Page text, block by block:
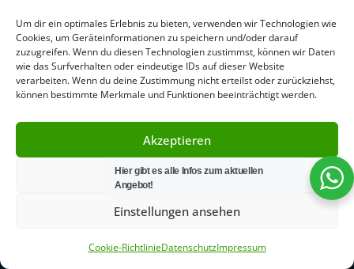
Um dir ein optimales Erlebnis zu bieten, verwenden wir Technologien wie
Cookies, um Geräteinformationen zu speichern und/oder darauf
zuzugreifen. Wenn du diesen Technologien zustimmst, können wir Daten
wie das Surfverhalten oder eindeutige IDs auf dieser Website
verarbeiten. Wenn du deine Zustimmung nicht erteilst oder zurückziehst,
können bestimmte Merkmale und Funktionen beeinträchtigt werden.
Akzeptieren
Ablehnen
Einstellungen ansehen
Cookie-RichtlinieDatenschutzImpressum
Hier gibt es alle Infos zum aktuellen
Angebot!